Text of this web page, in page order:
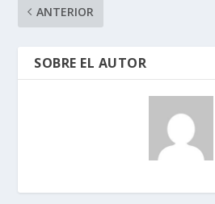
ANTERIOR
SOBRE EL AUTOR